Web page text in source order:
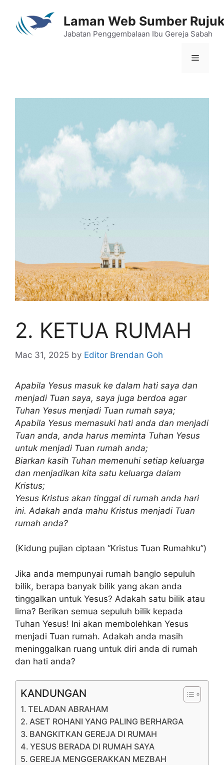
content
Laman Web Sumber
Jabatan Penggembalaan Ibu Gereja Sabah
Menu
2. KETUA RUMAH
Mac 31, 2025 by Editor Brendan Goh
Apabila Yesus masuk ke dalam hati saya dan
menjadi Tuan saya, saya juga berdoa agar
Tuhan Yesus menjadi Tuan rumah saya;
Apabila Yesus memasuki hati anda dan menjadi
Tuan anda, anda harus meminta Tuhan Yesus
untuk menjadi Tuan rumah anda;
Biarkan kasih Tuhan memenuhi setiap keluarga
dan menjadikan kita satu keluarga dalam
Kristus;
Yesus Kristus akan tinggal di rumah anda hari
ini. Adakah anda mahu Kristus menjadi Tuan
rumah anda?
(Kidung pujian ciptaan “Kristus Tuan Rumahku”)
Jika anda mempunyai rumah banglo sepuluh
bilik, berapa banyak bilik yang akan anda
tinggalkan untuk Yesus? Adakah satu bilik atau
lima? Berikan semua sepuluh bilik kepada
Tuhan Yesus! Ini akan membolehkan Yesus
menjadi Tuan rumah. Adakah anda masih
meninggalkan ruang untuk diri anda di rumah
dan hati anda?
KANDUNGAN
TELADAN ABRAHAM
ASET ROHANI YANG PALING BERHARGA
BANGKITKAN GEREJA DI RUMAH
YESUS BERADA DI RUMAH SAYA
GEREJA MENGGERAKKAN MEZBAH